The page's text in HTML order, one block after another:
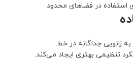
استفاده در فضاهای محدود.
زانویی جداگانه در خط.
تنظیمی بهتری ایجاد می‌کند.